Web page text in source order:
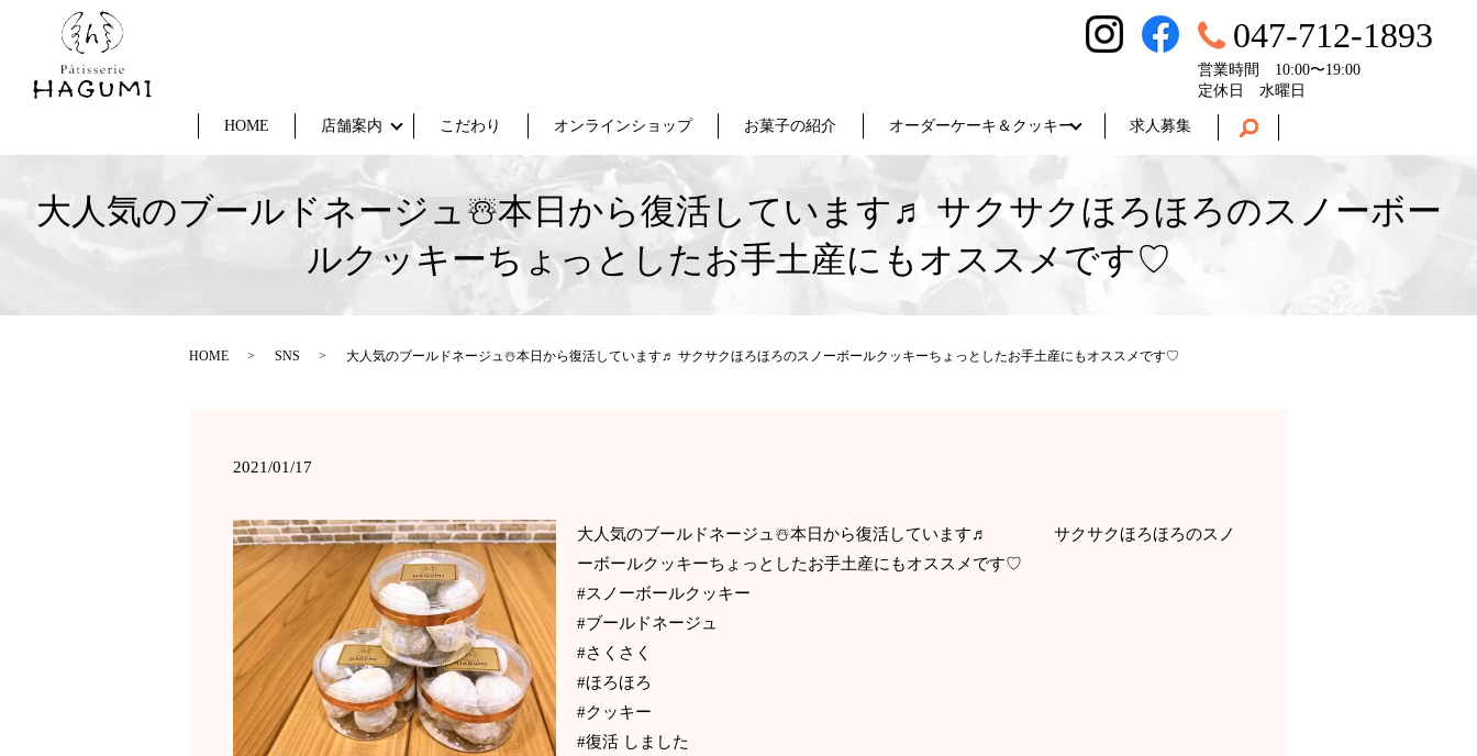
HOME 店舗案内 こだわり オンラインショップ お菓子の紹介 オーダーケーキ＆クッキー 求人募集
047-712-1893
営業時間 10:00〜19:00
定休日 水曜日
大人気のブールドネージュ☃️本日から復活しています♬ サクサクほろほろのスノーボー
ルクッキーちょっとしたお手土産にもオススメです♡
HOME SNS 大人気のブールドネージュ☃️本日から復活しています♬ サクサクほろほろのスノーボールクッキーちょっとしたお手土産にもオススメです♡
2021/01/17
大人気のブールドネージュ☃️本日から復活しています♬ サクサクほろほろのスノ
ーボールクッキーちょっとしたお手土産にもオススメです♡
#スノーボールクッキー
#ブールドネージュ
#さくさく
#ほろほろ
#クッキー
#復活 しました